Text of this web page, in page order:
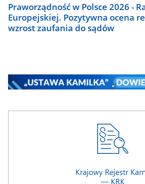
Praworządność w Polsce 2026 -
Europejskiej. Pozytywna ocena
wzrost zaufania do sądów